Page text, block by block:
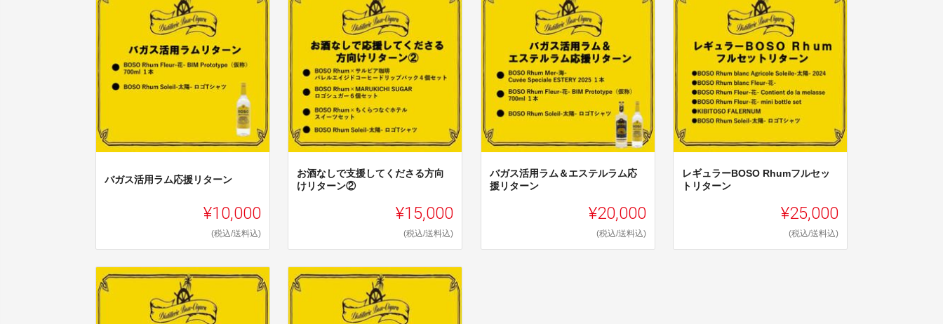
バガス活用ラム応援リターン
¥10,000
(税込/送料込)
お酒なしで支援してくださる方向
けリターン②
¥15,000
(税込/送料込)
バガス活用ラム＆エステルラム応
援リターン
¥20,000
(税込/送料込)
レギュラーBOSO Rhumフルセッ
トリターン
¥25,000
(税込/送料込)